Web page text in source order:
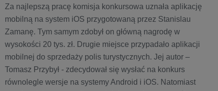
Za najlepszą pracę komisja konkursowa uznała aplikację
mobilną na system iOS przygotowaną przez Stanislau
Zamanę. Tym samym zdobył on główną nagrodę w
wysokości 20 tys. zł. Drugie miejsce przypadało aplikacji
mobilnej do sprzedaży polis turystycznych. Jej autor –
Tomasz Przybył - zdecydował się wysłać na konkurs
równolegle wersje na systemy Android i iOS. Natomiast